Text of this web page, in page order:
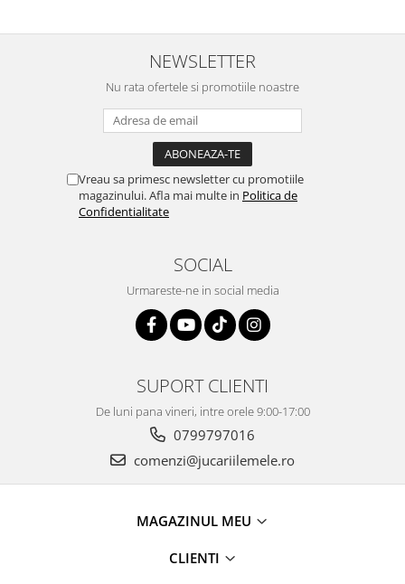
NEWSLETTER
Nu rata ofertele si promotiile noastre
Vreau sa primesc newsletter cu promotiile
magazinului. Afla mai multe in Politica de
Confidentialitate
SOCIAL
Urmareste-ne in social media
SUPORT CLIENTI
De luni pana vineri, intre orele 9:00-17:00
0799797016
comenzi@jucariilemele.ro
MAGAZINUL MEU
CLIENTI